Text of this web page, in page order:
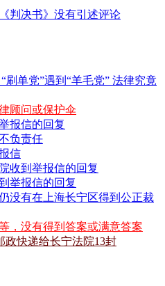
判决书》没有引述评论
刷单党”遇到“羊毛党” 法律究竟
顾问或保护伞
报信的回复
负责任
信
收到举报信的回复
举报信的回复
没有在上海长宁区得到公正裁
，没有得到答案或满意答案
政快递给长宁法院13封